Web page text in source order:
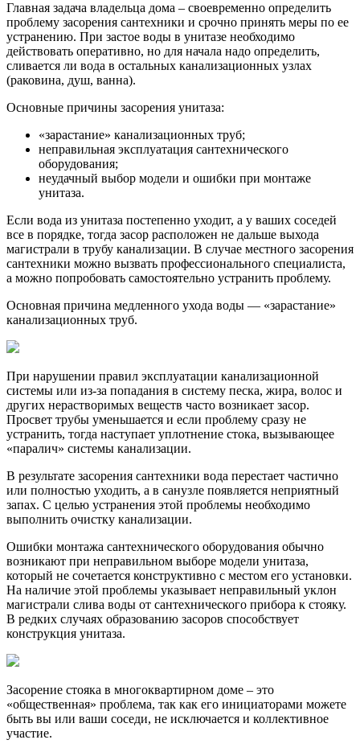
Главная задача владельца дома – своевременно определить
проблему засорения сантехники и срочно принять меры по ее
устранению. При застое воды в унитазе необходимо
действовать оперативно, но для начала надо определить,
сливается ли вода в остальных канализационных узлах
(раковина, душ, ванна).
Основные причины засорения унитаза:
«зарастание» канализационных труб;
неправильная эксплуатация сантехнического
оборудования;
неудачный выбор модели и ошибки при монтаже
унитаза.
Если вода из унитаза постепенно уходит, а у ваших соседей
все в порядке, тогда засор расположен не дальше выхода
магистрали в трубу канализации. В случае местного засорения
сантехники можно вызвать профессионального специалиста,
а можно попробовать самостоятельно устранить проблему.
Основная причина медленного ухода воды — «зарастание»
канализационных труб.
При нарушении правил эксплуатации канализационной
системы или из-за попадания в систему песка, жира, волос и
других нерастворимых веществ часто возникает засор.
Просвет трубы уменьшается и если проблему сразу не
устранить, тогда наступает уплотнение стока, вызывающее
«паралич» системы канализации.
В результате засорения сантехники вода перестает частично
или полностью уходить, а в санузле появляется неприятный
запах. С целью устранения этой проблемы необходимо
выполнить очистку канализации.
Ошибки монтажа сантехнического оборудования обычно
возникают при неправильном выборе модели унитаза,
который не сочетается конструктивно с местом его установки.
На наличие этой проблемы указывает неправильный уклон
магистрали слива воды от сантехнического прибора к стояку.
В редких случаях образованию засоров способствует
конструкция унитаза.
Засорение стояка в многоквартирном доме – это
«общественная» проблема, так как его инициаторами можете
быть вы или ваши соседи, не исключается и коллективное
участие.